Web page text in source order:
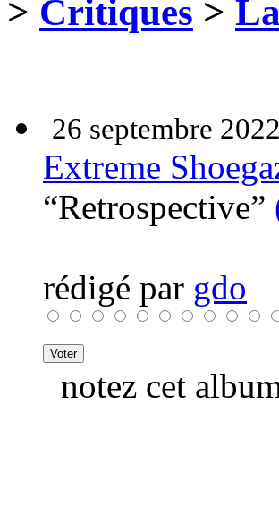
> Critiques >
26 septembre
Extreme
“Retrospective”
rédigé par gdo
notez cet